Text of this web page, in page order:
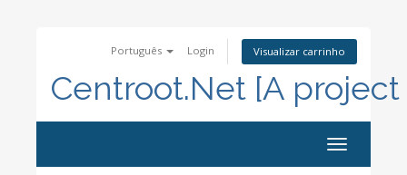
Português Login Visualizar carrinho
Centroot.Net [A
Alternar
navegação